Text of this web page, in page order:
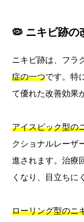
🦠 ニキビ跡の
ニキビ跡は、フラ
症の一つです。特
て優れた改善効果
アイスピック型の
クショナルレーザ
進されます。治療
くなり、目立ちに
ローリング型のニ